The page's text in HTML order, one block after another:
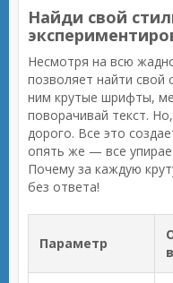
Найди свой
Несмотря на всю
позволяет найти свой
ним крутые шрифты,
поворачивай текст.
дорого. Все это
опять же — все
Почему за каждую
без ответа!
Параметр